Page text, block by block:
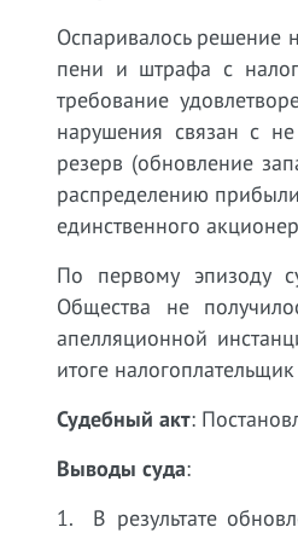
Оспаривалось решение
пени и штрафа с
требование
нарушения связан с
резерв (обновление
распределению
единственного
По первому эпизоду
Общества не
апелляционной
итоге
Судебный акт:
Выводы суда:
1. В результате